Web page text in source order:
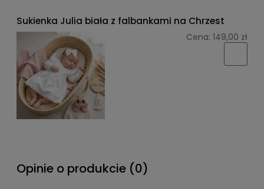
Sukienka Julia biała z falbankami na Chrzest
Cena: 149,00 zł
Opinie o produkcie (0)